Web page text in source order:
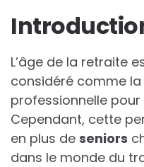
L’âge de la retraite
considéré comme
professionnelle
Cependant, cette
en plus de seniors
dans le monde du